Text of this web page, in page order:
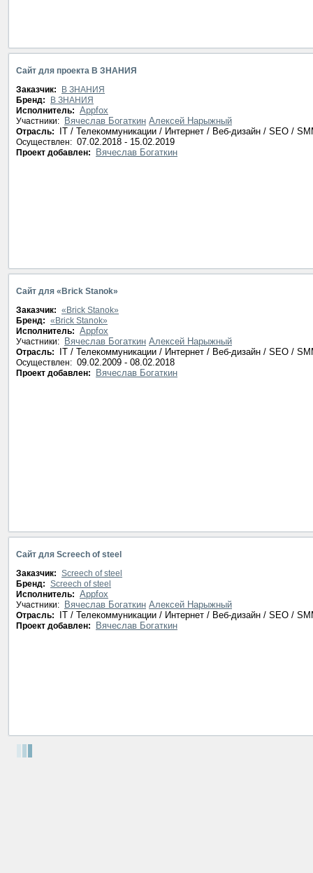
Сайт для проекта В ЗНАНИЯ
Заказчик:
В ЗНАНИЯ
Бренд:
В ЗНАНИЯ
Исполнитель: Appfox
Участники: Вячеслав Богаткин Алексей Нарыжный
Отрасль: IT / Телекоммуникации / Интернет / Веб-дизайн / SEO /
Осуществлен: 07.02.2018 - 15.02.2019
Проект добавлен: Вячеслав Богаткин
Сайт для «Brick Stanok»
Заказчик: «Brick Stanok»
Бренд: «Brick Stanok»
Исполнитель: Appfox
Участники: Вячеслав Богаткин Алексей Нарыжный
Отрасль: IT / Телекоммуникации / Интернет / Веб-дизайн / SEO /
Осуществлен: 09.02.2009 - 08.02.2018
Проект добавлен: Вячеслав Богаткин
Сайт для Screech of steel
Заказчик: Screech of steel
Бренд: Screech of steel
Исполнитель: Appfox
Участники: Вячеслав Богаткин Алексей Нарыжный
Отрасль: IT / Телекоммуникации / Интернет / Веб-дизайн / SEO /
Проект добавлен: Вячеслав Богаткин